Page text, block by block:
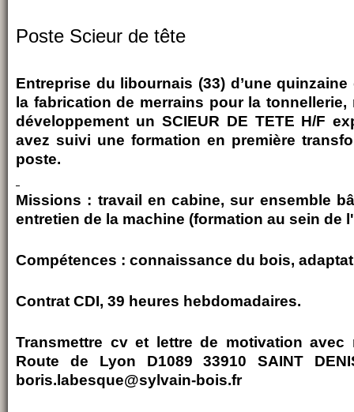
Poste Scieur de tête
Entreprise du libournais (33) d’une
la fabrication de merrains pour la
développement un SCIEUR DE TETE H/F
avez suivi une formation en première
poste.
Missions : travail en cabine, sur ensemble
entretien de la machine (formation au sein de
Compétences : connaissance du bois,
Contrat CDI, 39 heures hebdomadaires.
Transmettre cv et lettre de motivation avec
Route de Lyon D1089 33910 SAINT
boris.labesque@sylvain-bois.fr